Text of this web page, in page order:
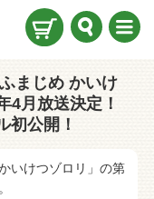
ュー
まじめ かいけ
4月放送決定！
初公開！
いけつゾロリ」の第